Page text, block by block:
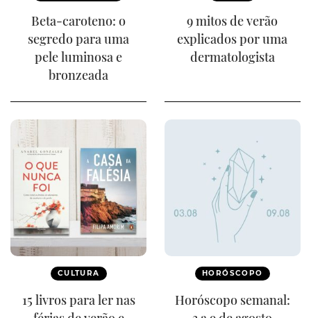
Beta-caroteno: o
segredo para uma
pele luminosa e
bronzeada
9 mitos de verão
explicados por uma
dermatologista
CULTURA
15 livros para ler nas
HORÓSCOPO
Horóscopo semanal: